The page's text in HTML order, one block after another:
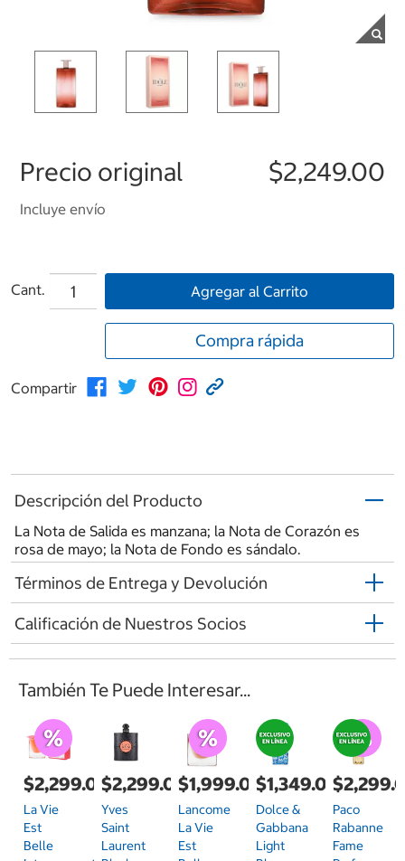
Precio original $2,249.00
Incluye envío
Cant. Agregar al Carrito
Compra rápida
Compartir
Descripción del Producto
La Nota de Salida es manzana; la Nota de Corazón es
rosa de mayo; la Nota de Fondo es sándalo.
Términos de Entrega y Devolución
Calificación de Nuestros Socios
También Te Puede Interesar...
$2,299.00
La Vie
Est
Belle
$2,299.00
Yves
Saint
Laurent
$1,999.00
Lancome
La Vie
Est
$1,349.00
Dolce &
Gabbana
Light
Paco
Rabanne
Fame